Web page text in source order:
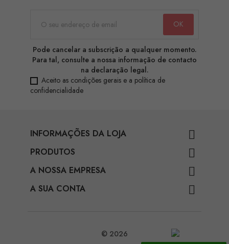
Pode cancelar a subscrição a qualquer momento.
Para tal, consulte a nossa informação de contacto
na declaração legal.
Aceito as condições gerais e a política de
confidencialidade
INFORMAÇÕES DA LOJA 
PRODUTOS 
A NOSSA EMPRESA 
A SUA CONTA 
© 2026